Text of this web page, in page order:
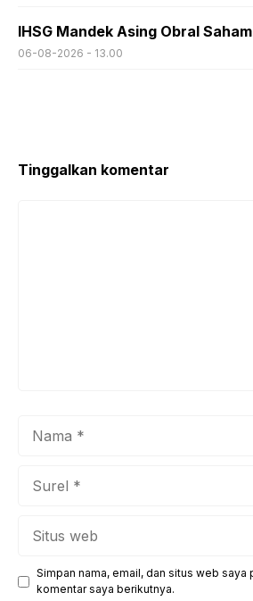
IHSG Mandek Asing Obral
06-08-2026 - 13.00
Tinggalkan komentar
Simpan nama, email, dan situs web saya
komentar saya berikutnya.